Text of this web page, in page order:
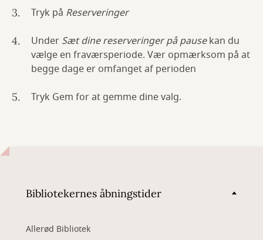
Tryk på Reserveringer
Under Sæt dine reserveringer på pausekan du
vælge en fraværsperiode. Vær opmærksom på at
begge dage er omfanget af perioden
Tryk Gem for at gemme dine valg.
Bibliotekernes åbningstider
Allerød Bibliotek